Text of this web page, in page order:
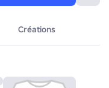
Créations